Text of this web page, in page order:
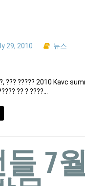
29, 2010 뉴스
??? ????? 2010 Kavc
?? ? ????…
7